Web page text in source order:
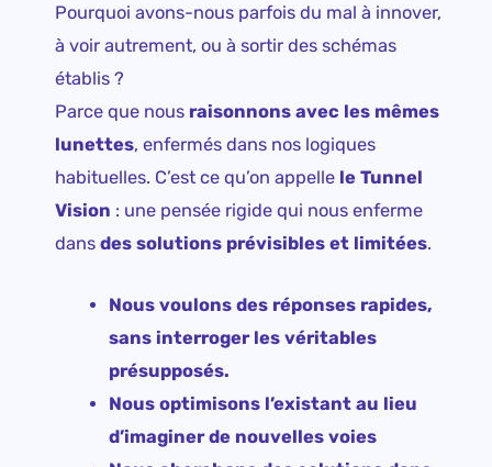
Pourquoi avons-nous parfois du mal à innover,
à voir autrement, ou à sortir des schémas
établis ?
Parce que nous raisonnons avec les mêmes
lunettes, enfermés dans nos logiques
habituelles. C’est ce qu’on appelle le Tunnel
Vision : une pensée rigide qui nous enferme
dansdes solutions prévisibles et limitées.
Nous voulons des réponses rapides,
sans interroger les véritables
présupposés.
Nous optimisons l’existant au lieu
d’imaginer de nouvelles voies